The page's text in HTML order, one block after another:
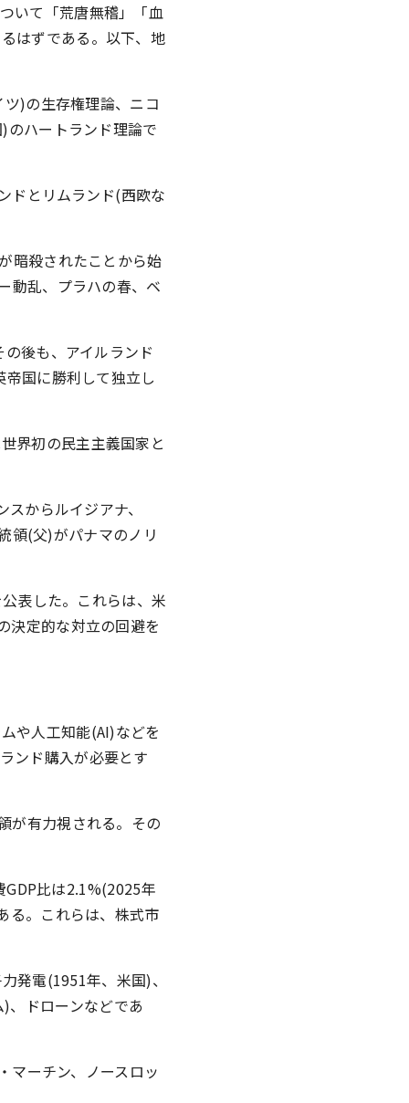
いて「荒唐無稽」「血
はずである。以下、地
)の生存権理論、ニコ
のハートランド理論で
ドとリムランド(西欧な
暗殺されたことから始
動乱、プラハの春、ベ
後も、アイルランド
国に勝利して独立し
界初の民主主義国家と
からルイジアナ、
領(父)がパナマのノリ
表した。これらは、米
決定的な対立の回避を
や人工知能(AI)などを
ンド購入が必要とす
が有力視される。その
比は2.1%(2025年
る。これらは、株式市
発電(1951年、米国)、
、ドローンなどであ
マーチン、ノースロッ